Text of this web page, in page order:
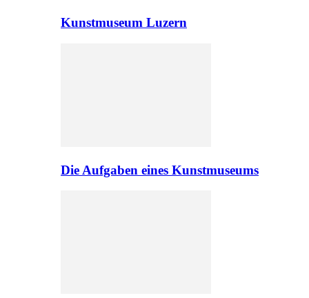
Kunstmuseum Luzern
Die Aufgaben eines Kunstmuseums